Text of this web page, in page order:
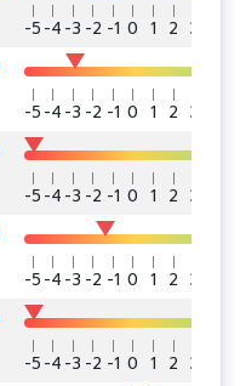
-5 -4 -3 -2 -1 0 1 2 3
-5 -4 -3 -2 -1 0 1 2 3
-5 -4 -3 -2 -1 0 1 2 3
-5 -4 -3 -2 -1 0 1 2 3
-5 -4 -3 -2 -1 0 1 2 3